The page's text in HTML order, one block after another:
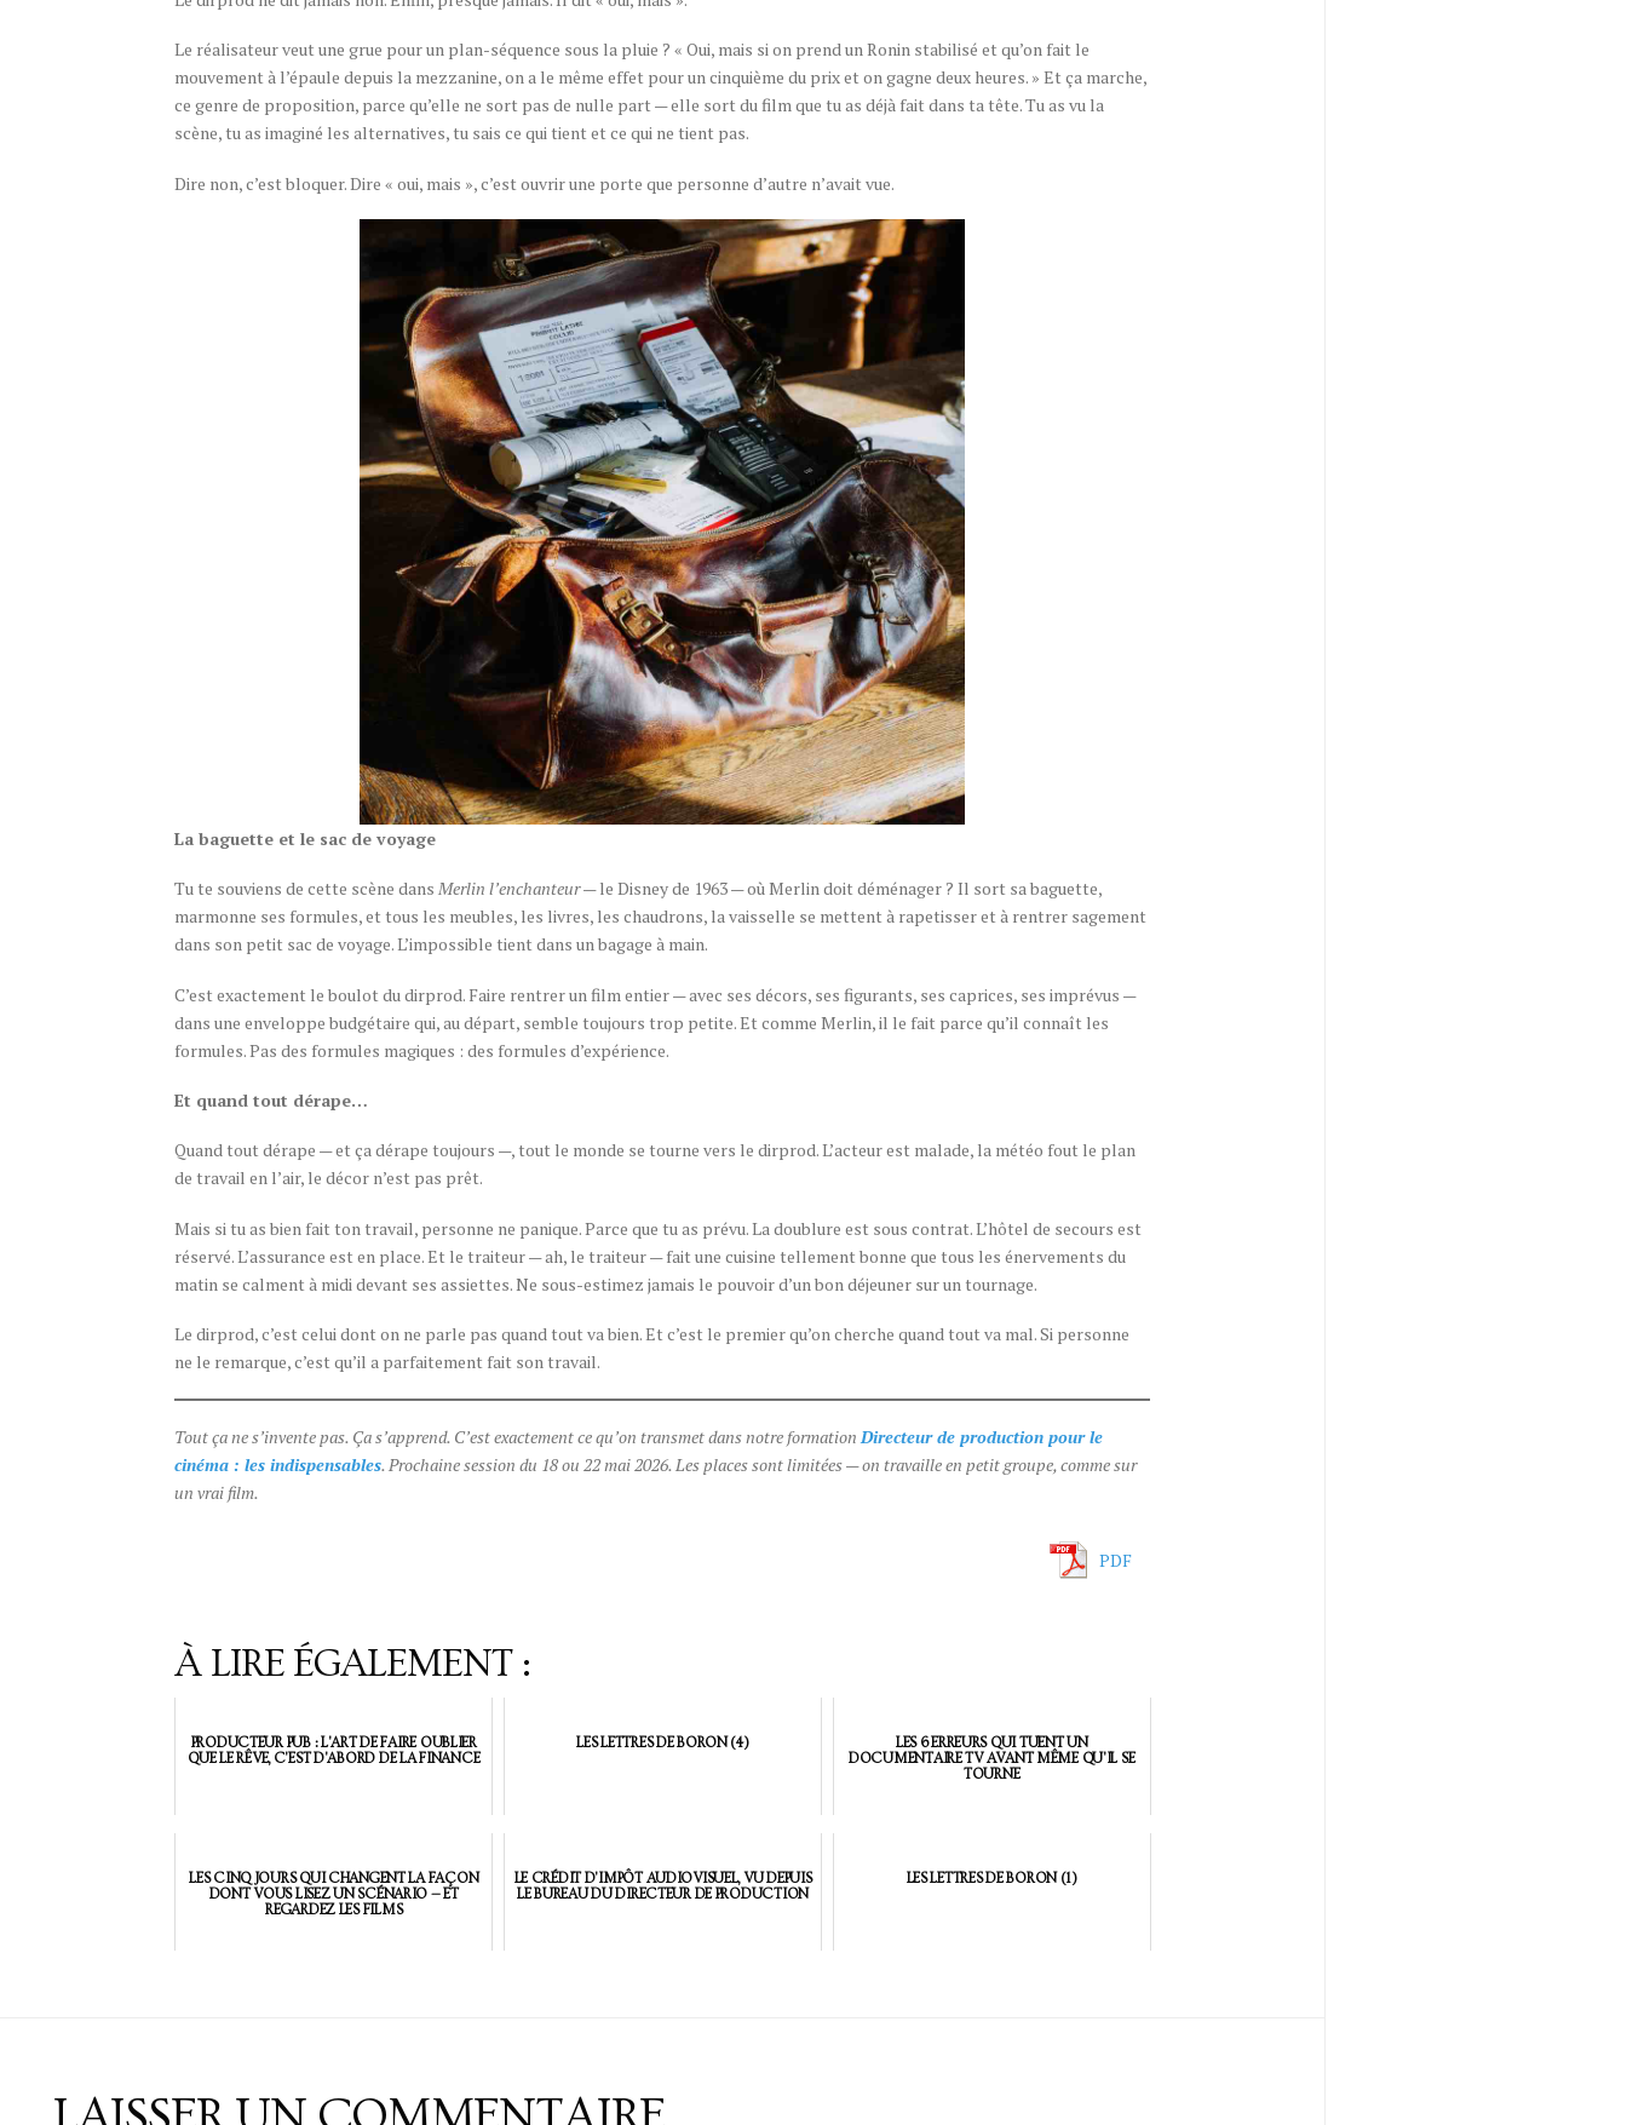
Le réalisateur veut une grue pour un plan-séquence sous la pluie ? « Oui, mais si on prend un Ronin stabilisé et qu’on fait le
mouvement à l’épaule depuis la mezzanine, on a le même effet pour un cinquième du prix et on gagne deux heures. » Et ça marche,
ce genre de proposition, parce qu’elle ne sort pas de nulle part — elle sort du film que tu as déjà fait dans ta tête. Tu as vu la
scène, tu as imaginé les alternatives, tu sais ce qui tient et ce qui ne tient pas.
Dire non, c’est bloquer. Dire « oui, mais », c’est ouvrir une porte que personne d’autre n’avait vue.
La baguette et le sac de voyage
Tu te souviens de cette scène dansMerlin l’enchanteur— le Disney de 1963 — où Merlin doit déménager ? Il sort sa baguette,
marmonne ses formules, et tous les meubles, les livres, les chaudrons, la vaisselle se mettent à rapetisser et à rentrer sagement
dans son petit sac de voyage. L’impossible tient dans un bagage à main.
C’est exactement le boulot du dirprod. Faire rentrer un film entier — avec ses décors, ses figurants, ses caprices, ses imprévus —
dans une enveloppe budgétaire qui, au départ, semble toujours trop petite. Et comme Merlin, il le fait parce qu’il connaît les
formules. Pas des formules magiques : des formules d’expérience.
Et quand tout dérape…
Quand tout dérape — et ça dérape toujours —, tout le monde se tourne vers le dirprod. L’acteur est malade, la météo fout le plan
de travail en l’air, le décor n’est pas prêt.
Mais si tu as bien fait ton travail, personne ne panique. Parce que tu as prévu. La doublure est sous contrat. L’hôtel de secours est
réservé. L’assurance est en place. Et le traiteur — ah, le traiteur — fait une cuisine tellement bonne que tous les énervements du
matin se calment à midi devant ses assiettes. Ne sous-estimez jamais le pouvoir d’un bon déjeuner sur un tournage.
Le dirprod, c’est celui dont on ne parle pas quand tout va bien. Et c’est le premier qu’on cherche quand tout va mal. Si personne
ne le remarque, c’est qu’il a parfaitement fait son travail.
Tout ça ne s’invente pas. Ça s’apprend. C’est exactement ce qu’on transmet dans notre formationDirecteur de production pour le
cinéma : les indispensables. Prochaine session du 18 ou 22 mai 2026. Les places sont limitées — on travaille en petit groupe, comme sur
un vrai film.
PDF
À LIRE ÉGALEMENT :
PRODUCTEUR PUB : L'ART DE FAIRE OUBLIER
QUE LE RÊVE, C'EST D'ABORD DE LA FINANCE
LES LETTRES DE BORON (4)
LES 6 ERREURS QUI TUENT UN
DOCUMENTAIRE TV AVANT MÊME QU'IL SE
TOURNE
LES CINQ JOURS QUI CHANGENT LA FAÇON
DONT VOUS LISEZ UN SCÉNARIO — ET
REGARDEZ LES FILMS
LE CRÉDIT D'IMPÔT AUDIOVISUEL, VU DEPUIS
LE BUREAU DU DIRECTEUR DE PRODUCTION
LES LETTRES DE BORON (1)